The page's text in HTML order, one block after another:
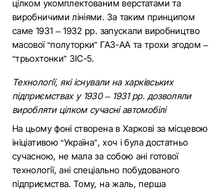
цілком укомплектованим верстатами та
виробничими лініями. За таким принципом
саме 1931 – 1932 рр. запускали виробництво
масової “полуторки” ГАЗ-АА та трохи згодом –
“трьохтонки” ЗІС-5.
Технології, які існували на харківських
підприємствах у 1930 – 1931 рр. дозволяли
виробляти цілком сучасні автомобілі
На цьому фоні створена в Харкові за місцевою
ініціативою “Україна”, хоч і була достатньо
сучасною, не мала за собою ані готової
технології, ані спеціально побудованого
підприємства. Тому, на жаль, перша